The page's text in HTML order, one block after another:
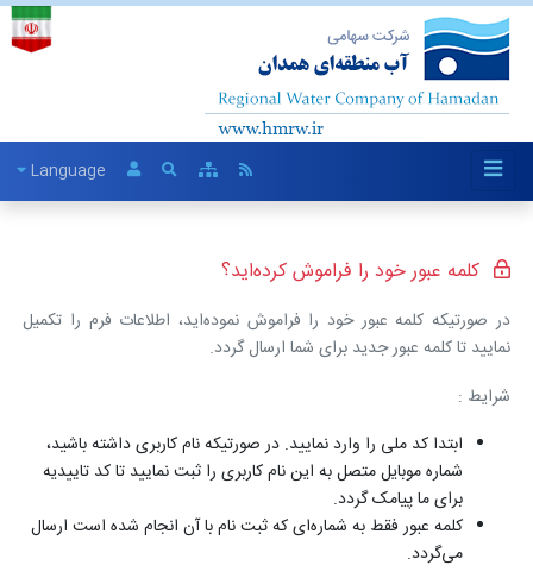
Language
کلمه عبور خود را فراموش کرده‌اید؟
در صورتیکه کلمه عبور خود را فراموش نموده‌اید، اطلاعات فرم را تکمیل
نمایید تا کلمه عبور جدید برای شما ارسال گردد.
شرایط :
ابتدا کد ملی را وارد نمایید. در صورتیکه نام کاربری داشته باشید،
شماره موبایل متصل به این نام کاربری را ثبت نمایید تا کد تاییدیه
برای ما پیامک گردد.
کلمه عبور فقط به شماره‌ای که ثبت نام با آن انجام شده است ارسال
می‌گردد.